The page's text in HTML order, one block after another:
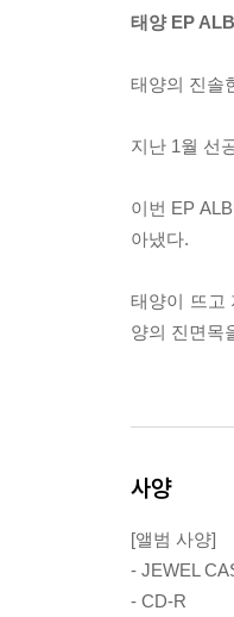
태양 EP
태양의 진솔
지난 1월 선
이번 EP
아냈다.
태양이 뜨고
양의 진면목
사양
[앨범 사양]
- JEWEL
- CD-R